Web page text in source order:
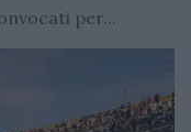
per...